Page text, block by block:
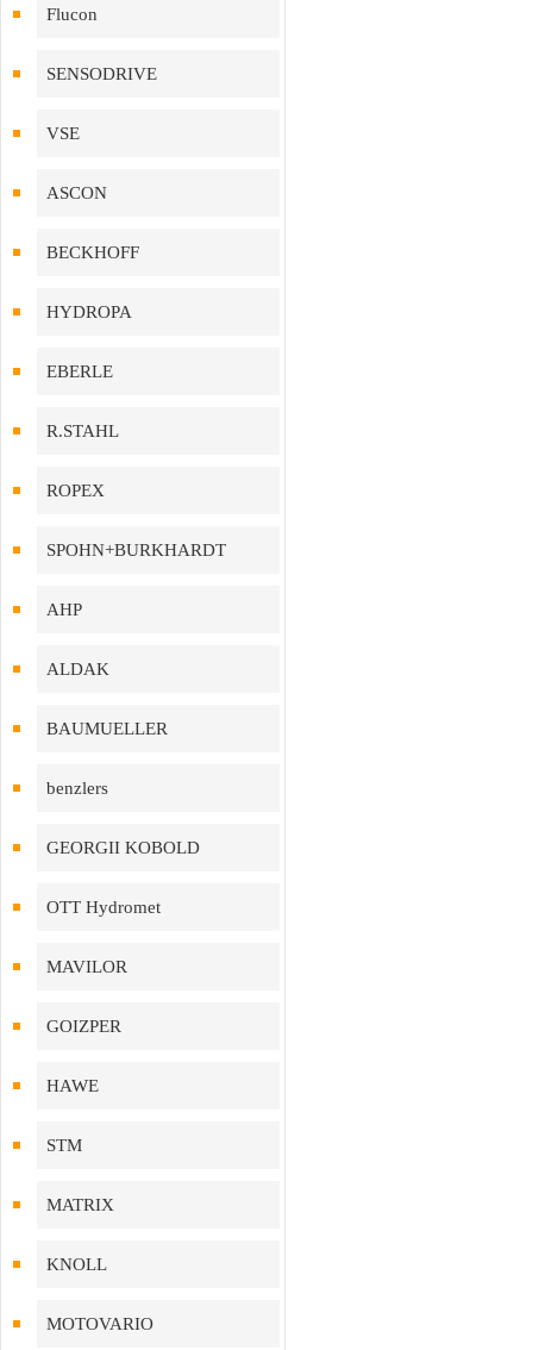
Flucon
SENSODRIVE
VSE
ASCON
BECKHOFF
HYDROPA
EBERLE
R.STAHL
ROPEX
SPOHN+BURKHARDT
AHP
ALDAK
BAUMUELLER
benzlers
GEORGII KOBOLD
OTT Hydromet
MAVILOR
GOIZPER
HAWE
STM
MATRIX
KNOLL
MOTOVARIO